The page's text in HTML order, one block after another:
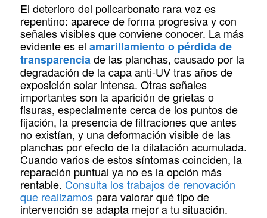
El deterioro del policarbonato rara vez es
repentino: aparece de forma progresiva y con
señales visibles que conviene conocer. La más
evidente es el amarillamiento o pérdida de
transparenciade las planchas, causado por la
degradación de la capa anti-UV tras años de
exposición solar intensa. Otras señales
importantes son la aparición de grietas o
fisuras, especialmente cerca de los puntos de
fijación, la presencia de filtraciones que antes
no existían, y una deformación visible de las
planchas por efecto de la dilatación acumulada.
Cuando varios de estos síntomas coinciden, la
reparación puntual ya no es la opción más
rentable. Consulta los trabajos de renovación
que realizamospara valorar qué tipo de
intervención se adapta mejor a tu situación.